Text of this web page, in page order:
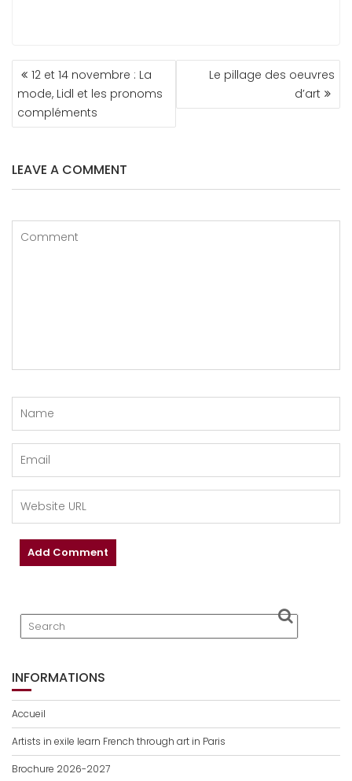
NAVIGATION
DE
L’ARTICLE
12 et 14 novembre : La
mode, Lidl et les pronoms
compléments
Le pillage des oeuvres
d’art
LEAVE A COMMENT
INFORMATIONS
Accueil
Artists in exile learn French through art in Paris
Brochure 2026-2027